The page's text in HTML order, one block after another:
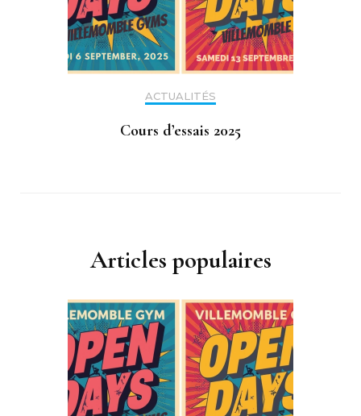
ACTUALITÉS
Cours d’essais 2025
Articles populaires